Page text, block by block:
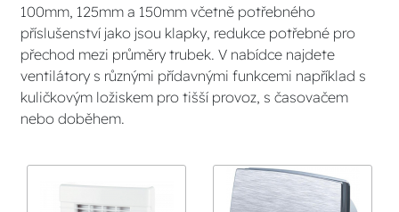
100mm, 125mm a 150mm včetně potřebného
příslušenství jako jsou klapky, redukce potřebné pro
přechod mezi průměry trubek. V nabídce najdete
ventilátory s různými přídavnými funkcemi například s
kuličkovým ložiskem pro tišší provoz, s časovačem
nebo doběhem.